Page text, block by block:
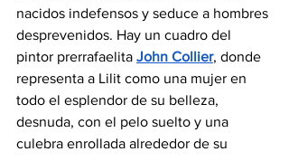
nacidos indefensos y seduce a hombres
desprevenidos. Hay un cuadro del
pintor prerrafaelita John Collier, donde
representa a Lilit como una mujer en
todo el esplendor de su belleza,
desnuda, con el pelo suelto y una
culebra enrollada alrededor de su